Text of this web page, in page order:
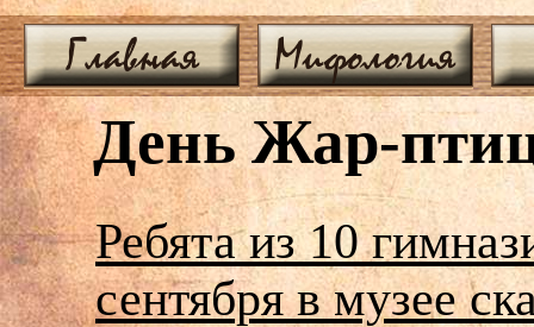
Главная Мифология
День Жар-
Ребята из 10
сентября в музее